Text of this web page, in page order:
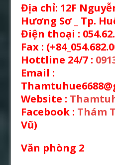
Địa chỉ: 12F
Hương Sơ _ Tp.
Điện thoại :
Fax :
Hottline 24/7 :
Email :
Website :
Facebook : Thám
Vũ)
Văn phòng 2